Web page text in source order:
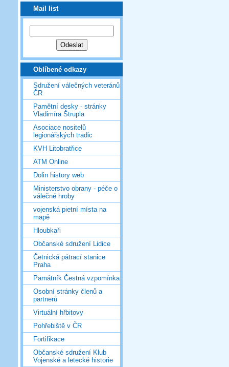
Mail list
Oblíbené odkazy
Sdružení válečných veteránů
ČR
Pamětní desky - stránky
Vladimíra Štrupla
Asociace nositelů
legionářských tradic
KVH Litobratřice
ATM Online
Dolin history web
Ministerstvo obrany - péče o
válečné hroby
vojenská pietní místa na
mapě
Hloubkaři
Občanské sdružení Lidice
Četnická pátrací stanice
Praha
Památník Čestná vzpomínka
Osobní stránky členů a
partnerů
Virtuální hřbitovy
Pohřebiště v ČR
Fortifikace
Občanské sdružení Klub
Vojenské a letecké historie